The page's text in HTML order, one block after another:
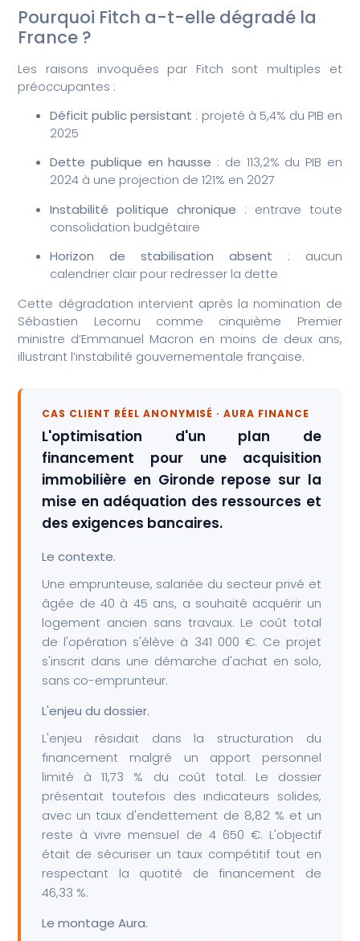
Pourquoi Fitch a-t-elle dégradé la
France ?
Les raisons invoquées par Fitch sont multiples et
préoccupantes :
Déficit public persistant : projeté à 5,4% du PIB en
2025
Dette publique en hausse : de 113,2% du PIB en
2024 à une projection de 121% en 2027
Instabilité politique chronique : entrave toute
consolidation budgétaire
Horizon de stabilisation absent : aucun
calendrier clair pour redresser la dette
Cette dégradation intervient après la nomination de
Sébastien Lecornu comme cinquième Premier
ministre d’Emmanuel Macron en moins de deux ans,
illustrant l’instabilité gouvernementale française.
CAS CLIENT RÉEL ANONYMISÉ · AURA FINANCE
L'optimisation d'un plan de
financement pour une acquisition
immobilière en Gironde repose sur la
mise en adéquation des ressources et
des exigences bancaires.
Le contexte.
Une emprunteuse, salariée du secteur privé et
âgée de 40 à 45 ans, a souhaité acquérir un
logement ancien sans travaux. Le coût total
de l'opération s'élève à 341 000 €. Ce projet
s'inscrit dans une démarche d'achat en solo,
sans co-emprunteur.
L'enjeu du dossier.
L'enjeu résidait dans la structuration du
financement malgré un apport personnel
limité à 11,73 % du coût total. Le dossier
présentait toutefois des indicateurs solides,
avec un taux d'endettement de 8,82 % et un
reste à vivre mensuel de 4 650 €. L'objectif
était de sécuriser un taux compétitif tout en
respectant la quotité de financement de
46,33 %.
Le montage Aura.